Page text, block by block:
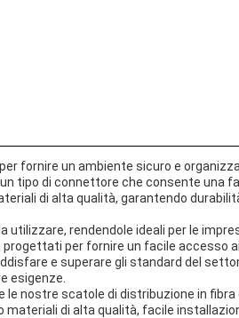
fornire un ambiente sicuro e
tipo di connettore che consente una
di alta qualità, garantendo
rendendole ideali per le
per fornire un facile accesso
e superare gli standard del
esigenze.
nostre scatole di distribuzione in
di alta qualità, facile